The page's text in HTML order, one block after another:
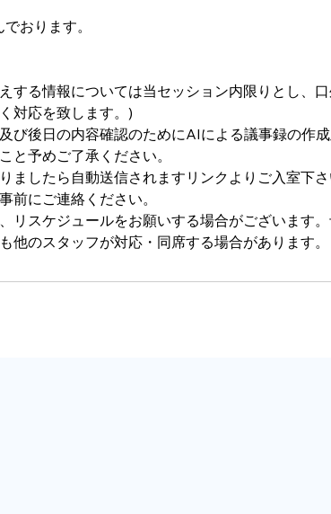
おります。
する情報については当セッション内限りとし、
対応を致します。)
び後日の内容確認のためにAIによる議事録の作
と予めご了承ください。
ましたら自動送信されますリンクよりご入室下
前にご連絡ください。
リスケジュールをお願いする場合がございます。
他のスタッフが対応・同席する場合があります。